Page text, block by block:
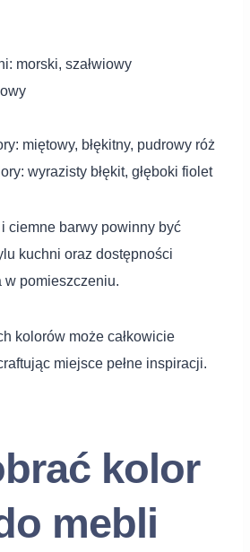
morski, szałwiowy
miętowy, błękitny, pudrowy róż
wyrazisty błękit, głęboki fiolet
ciemne barwy powinny być
kuchni oraz dostępności
w pomieszczeniu.
kolorów może całkowicie
miejsce pełne inspiracji.
kolor
mebli